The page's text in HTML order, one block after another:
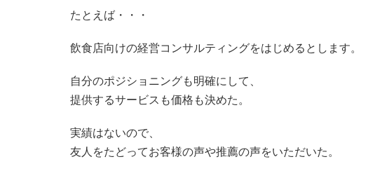
たとえば・・・
飲食店向けの経営コンサルティングをはじめるとします。
自分のポジショニングも明確にして、
提供するサービスも価格も決めた。
実績はないので、
友人をたどってお客様の声や推薦の声をいただいた。